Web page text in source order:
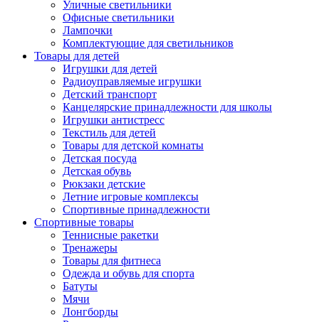
Уличные светильники
Офисные светильники
Лампочки
Комплектующие для светильников
Товары для детей
Игрушки для детей
Радиоуправляемые игрушки
Детский транспорт
Канцелярские принадлежности для школы
Игрушки антистресс
Текстиль для детей
Товары для детской комнаты
Детская посуда
Детская обувь
Рюкзаки детские
Летние игровые комплексы
Спортивные принадлежности
Спортивные товары
Теннисные ракетки
Тренажеры
Товары для фитнеса
Одежда и обувь для спорта
Батуты
Мячи
Лонгборды